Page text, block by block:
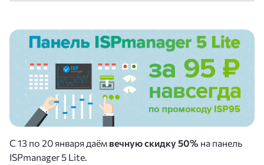
С 13 по 20 января даём вечную скидку 50% на панель
ISPmanager 5 Lite.